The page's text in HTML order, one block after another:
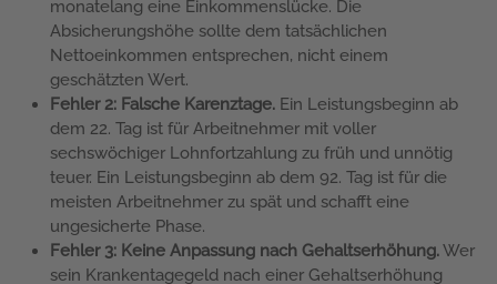
monatelang eine Einkommenslücke. Die
Absicherungshöhe sollte dem tatsächlichen
Nettoeinkommen entsprechen, nicht einem
geschätzten Wert.
Fehler 2: Falsche Karenztage. Ein Leistungsbeginn ab
dem 22. Tag ist für Arbeitnehmer mit voller
sechswöchiger Lohnfortzahlung zu früh und unnötig
teuer. Ein Leistungsbeginn ab dem 92. Tag ist für die
meisten Arbeitnehmer zu spät und schafft eine
ungesicherte Phase.
Fehler 3: Keine Anpassung nach Gehaltserhöhung.Wer
sein Krankentagegeld nach einer Gehaltserhöhung